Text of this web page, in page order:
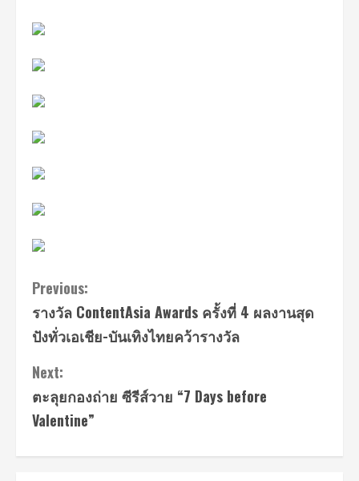
Continue
Reading
Previous:
รางวัล ContentAsia Awards ครั้งที่ 4 ผลงานสุด
ปังทั่วเอเชีย-บันเทิงไทยคว้ารางวัล
Next:
ตะลุยกองถ่าย ซีรีส์วาย “7 Days before
Valentine”